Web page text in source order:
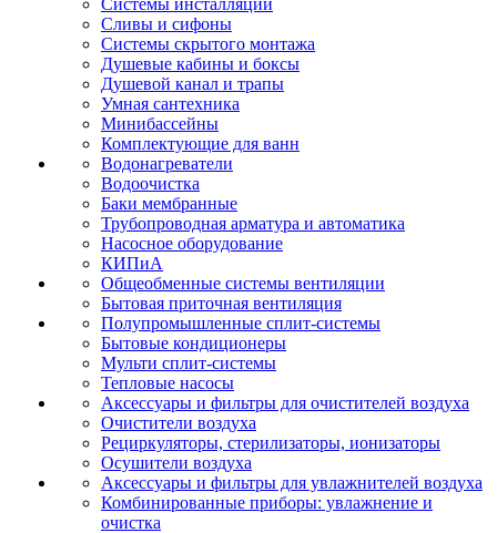
Системы инсталляций
Сливы и сифоны
Системы скрытого монтажа
Душевые кабины и боксы
Душевой канал и трапы
Умная сантехника
Минибассейны
Комплектующие для ванн
Водонагреватели
Водоочистка
Баки мембранные
Трубопроводная арматура и автоматика
Насосное оборудование
КИПиА
Общеобменные системы вентиляции
Бытовая приточная вентиляция
Полупромышленные сплит-системы
Бытовые кондиционеры
Мульти сплит-системы
Тепловые насосы
Аксессуары и фильтры для очистителей воздуха
Очистители воздуха
Рециркуляторы, стерилизаторы, ионизаторы
Осушители воздуха
Аксессуары и фильтры для увлажнителей воздуха
Комбинированные приборы: увлажнение и
очистка